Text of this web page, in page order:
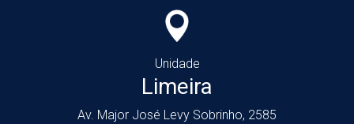
Unidade
Limeira
Av. Major José Levy Sobrinho, 2585